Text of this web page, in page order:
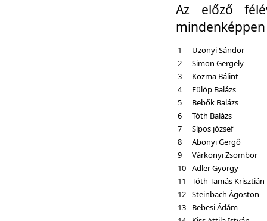
Az előző
1
Uzonyi Sándor
2
Simon Gergely
3
Kozma Bálint
4
Fülöp Balázs
5
Bebők Balázs
6
Tóth Balázs
7
Sípos józsef
8
Abonyi Gergő
9
Várkonyi Zsombor
10 Adler György
11
Tóth Tamás Krisztián
12 Steinbach Ágoston
13
Bebesi Ádám